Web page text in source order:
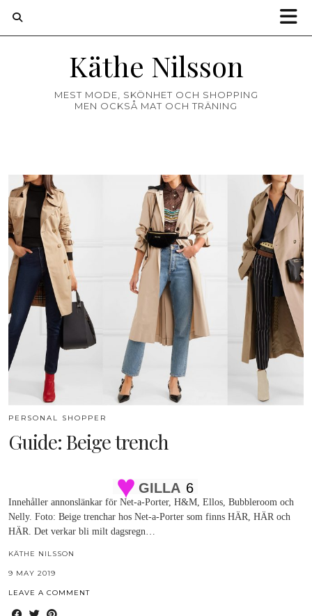
Käthe Nilsson
MEST MODE, SKÖNHET OCH SHOPPING
MEN OCKSÅ MAT OCH TRÄNING
PERSONAL SHOPPER
Guide: Beige trench
GILLA 6
Innehåller annonslänkar för Net-a-Porter, H&M, Ellos, Bubbleroom och
Nelly. Foto: Beige trenchar hos Net-a-Porter som finns HÄR, HÄR och
HÄR. Det verkar bli milt dagsregn…
KÄTHE NILSSON
9 MAY 2019
LEAVE A COMMENT